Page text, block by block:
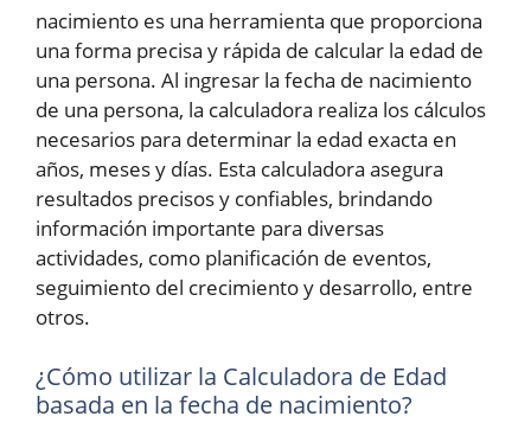
nacimiento es una herramienta que proporciona
una forma precisa y rápida de calcular la edad de
una persona. Al ingresar la fecha de nacimiento
de una persona, la calculadora realiza los cálculos
necesarios para determinar la edad exacta en
años, meses y días. Esta calculadora asegura
resultados precisos y confiables, brindando
información importante para diversas
actividades, como planificación de eventos,
seguimiento del crecimiento y desarrollo, entre
otros.
¿Cómo utilizar la Calculadora de Edad
basada en la fecha de nacimiento?